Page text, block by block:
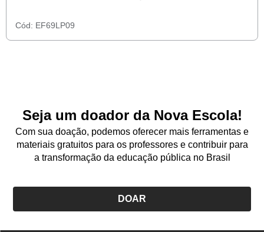
Cód: EF69LP09
Seja um doador da Nova Escola!
Com sua doação, podemos oferecer mais ferramentas e
materiais gratuitos para os professores e contribuir para
a transformação da educação pública no Brasil
DOAR